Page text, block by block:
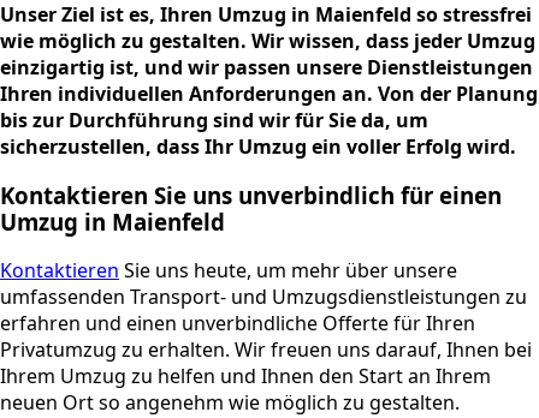
Unser Ziel ist es, Ihren Umzug in Maienfeld so stressfrei
wie möglich zu gestalten. Wir wissen, dass jeder Umzug
einzigartig ist, und wir passen unsere Dienstleistungen
Ihren individuellen Anforderungen an. Von der Planung
bis zur Durchführung sind wir für Sie da, um
sicherzustellen, dass Ihr Umzug ein voller Erfolg wird.
Kontaktieren Sie uns unverbindlich für einen
Umzug in Maienfeld
Kontaktieren Sie uns heute, um mehr über unsere
umfassenden Transport- und Umzugsdienstleistungen zu
erfahren und einen unverbindliche Offerte für Ihren
Privatumzug zu erhalten. Wir freuen uns darauf, Ihnen bei
Ihrem Umzug zu helfen und Ihnen den Start an Ihrem
neuen Ort so angenehm wie möglich zu gestalten.